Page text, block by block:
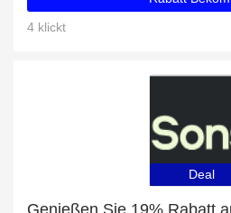
4 klickt
Deal
Genießen Sie 19% Rabatt